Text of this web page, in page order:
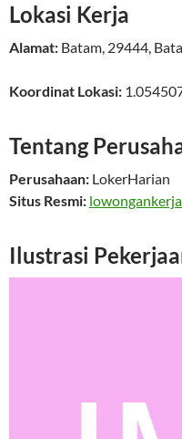
Lokasi Kerja
Alamat: Batam, 29444,
Koordinat Lokasi:
Tentang
Perusahaan: LokerHarian
Situs Resmi:
Ilustrasi